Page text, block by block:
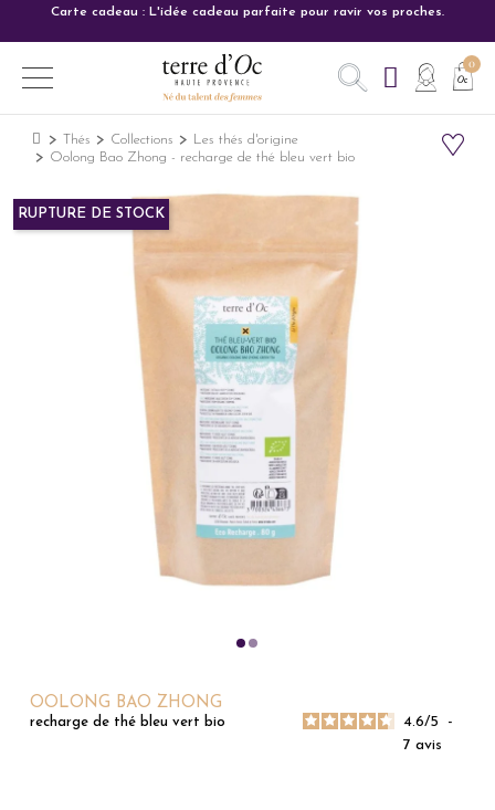
Carte cadeau : L'idée cadeau parfaite pour ravir vos proches.
Thés Collections
Les thés d'origine
Oolong Bao Zhong - recharge de thé bleu vert bio
RUPTURE DE STOCK
OOLONG BAO ZHONG
recharge de thé bleu vert bio 4.6/5
-
7avis